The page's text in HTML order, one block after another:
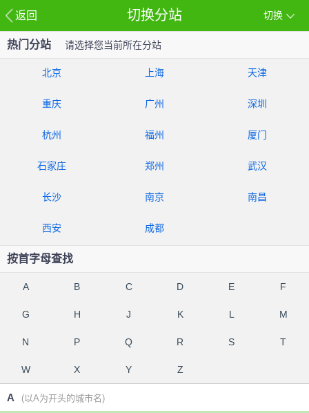
返回 切换
切换分站
热门分站 请选择您当前所在分站
北京 上海 天津
重庆 广州 深圳
杭州 福州 厦门
石家庄 郑州 武汉
长沙 南京 南昌
西安 成都
按首字母查找
A B C D E F
G H J K L M
N P Q R S T
W X Y Z
A (以A为开头的城市名)